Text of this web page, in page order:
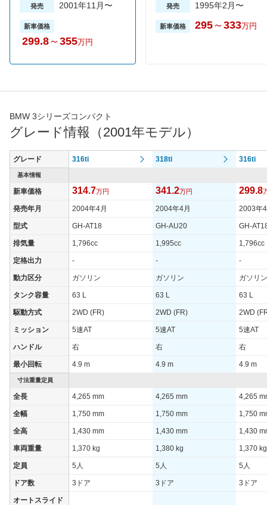
発売 2001年11月〜
新車価格
299.8～ 355万円
発売 1995年2月〜
新車価格 295～ 333万円
BMW 3シリーズコンパクト
グレード情報（2001年モデル）
グレード 316ti 318ti 316ti
基本情報
新車価格 314.7万円 341.2万円 299.8
発売年月 2004年4月 2004年4月 2003年
型式 GH-AT18 GH-AU20 GH-
排気量 1,796cc 1,995cc 1,796cc
定格出力 - - -
動力区分 ガソリン ガソリン ガソリン
タンク容量 63 L 63 L 63 L
駆動方式 2WD (FR) 2WD (FR) 2WD
ミッション 5速AT 5速AT 5速AT
ハンドル 右 右 右
最小回転 4.9 m 4.9 m 4.9 m
寸法重量定員
全長 4,265 mm 4,265 mm 4,265
全幅 1,750 mm 1,750 mm 1,750
全高 1,430 mm 1,430 mm 1,430
車両重量 1,370 kg 1,380 kg 1,370 kg
定員 5人 5人 5人
ドア数 3ドア 3ドア 3ドア
オートスライド